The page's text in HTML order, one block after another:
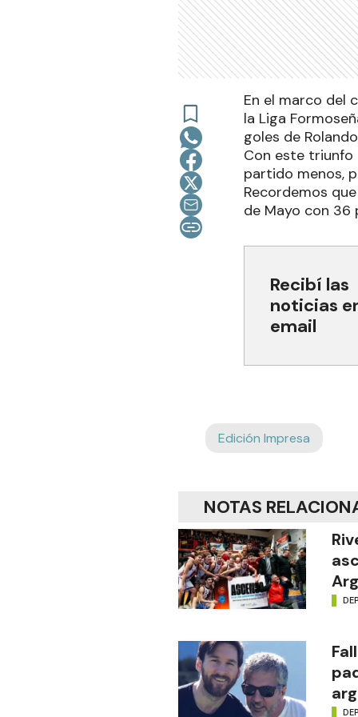
En el marco del
la Liga
goles de
Con este triunfo
partido menos,
Recordemos
de Mayo con 36
Recibí las
noticias
email
Edición Impresa
NOTAS